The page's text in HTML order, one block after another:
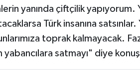
yanında çiftçilik yapıyorum.
Türk insanına satsınlar.
toprak kalmayacak.
satmayı" diye